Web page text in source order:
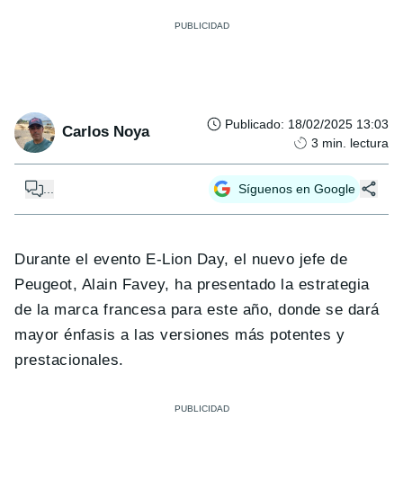
Carlos Noya Publicado: 18/02/2025 13:03
3 min. lectura
Síguenos en Google
Durante el evento E-Lion Day, el nuevo jefe de
Peugeot, Alain Favey, ha presentado la estrategia
de la marca francesa para este año, donde se dará
mayor énfasis a las versiones más potentes y
prestacionales.